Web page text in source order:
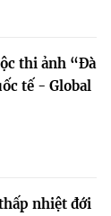
thi ảnh “Đà
tế - Global
nhiệt đới